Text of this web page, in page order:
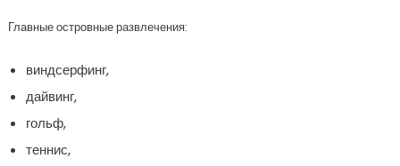
Главные островные развлечения:
виндсерфинг,
дайвинг,
гольф,
теннис,